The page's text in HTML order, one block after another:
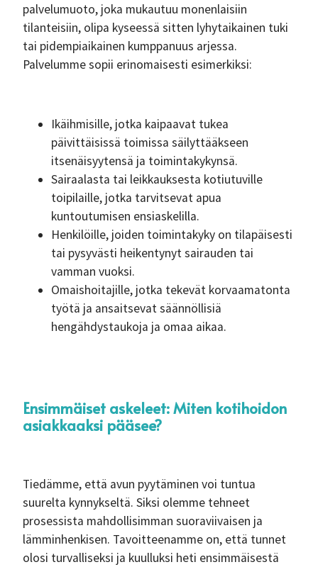
palvelumuoto, joka mukautuu monenlaisiin
tilanteisiin, olipa kyseessä sitten lyhytaikainen tuki
tai pidempiaikainen kumppanuus arjessa.
Palvelumme sopii erinomaisesti esimerkiksi:
Ikäihmisille, jotka kaipaavat tukea
päivittäisissä toimissa säilyttääkseen
itsenäisyytensä ja toimintakykynsä.
Sairaalasta tai leikkauksesta kotiutuville
toipilaille, jotka tarvitsevat apua
kuntoutumisen ensiaskelilla.
Henkilöille, joiden toimintakyky on tilapäisesti
tai pysyvästi heikentynyt sairauden tai
vamman vuoksi.
Omaishoitajille, jotka tekevät korvaamatonta
työtä ja ansaitsevat säännöllisiä
hengähdystaukoja ja omaa aikaa.
Ensimmäiset askeleet: Miten kotihoidon
asiakkaaksi pääsee?
Tiedämme, että avun pyytäminen voi tuntua
suurelta kynnykseltä. Siksi olemme tehneet
prosessista mahdollisimman suoraviivaisen ja
lämminhenkisen. Tavoitteenamme on, että tunnet
olosi turvalliseksi ja kuulluksi heti ensimmäisestä